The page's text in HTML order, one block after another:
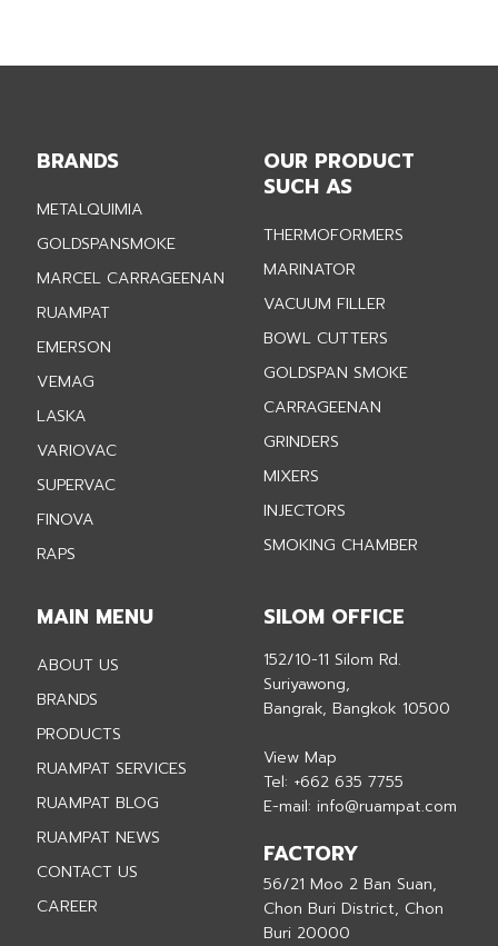
BRANDS
METALQUIMIA
GOLDSPANSMOKE
MARCEL CARRAGEENAN
RUAMPAT
EMERSON
VEMAG
LASKA
VARIOVAC
SUPERVAC
FINOVA
RAPS
OUR PRODUCT
SUCH AS
THERMOFORMERS
MARINATOR
VACUUM FILLER
BOWL CUTTERS
GOLDSPAN SMOKE
CARRAGEENAN
GRINDERS
MIXERS
INJECTORS
SMOKING CHAMBER
MAIN MENU
ABOUT US
BRANDS
PRODUCTS
RUAMPAT SERVICES
RUAMPAT BLOG
RUAMPAT NEWS
CONTACT US
CAREER
SILOM OFFICE
152/10-11 Silom Rd.
Suriyawong,
Bangrak, Bangkok 10500
View Map
Tel: +662 635 7755
E-mail:info@ruampat.com
FACTORY
56/21 Moo 2 Ban Suan,
Chon Buri District, Chon
Buri 20000